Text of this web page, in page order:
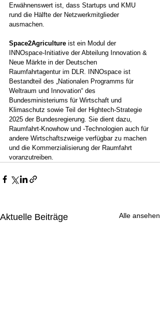
Erwähnenswert ist, dass Startups und KMU
rund die Hälfte der Netzwerkmitglieder
ausmachen.
Space2Agriculture ist ein Modul der
INNOspace-Initiative der Abteilung Innovation &
Neue Märkte in der Deutschen
Raumfahrtagentur im DLR. INNOspace ist
Bestandteil des „Nationalen Programms für
Weltraum und Innovation“ des
Bundesministeriums für Wirtschaft und
Klimaschutz sowie Teil der Hightech-Strategie
2025 der Bundesregierung. Sie dient dazu,
Raumfahrt-Knowhow und -Technologien auch für
andere Wirtschaftszweige verfügbar zu machen
und die Kommerzialisierung der Raumfahrt
voranzutreiben.
Aktuelle Beiträge Alle ansehen